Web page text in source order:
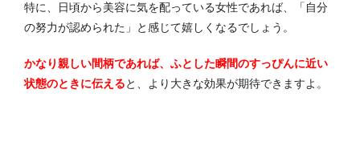
特に、日頃から美容に気を配っている女性であれば、「自分
の努力が認められた」と感じて嬉しくなるでしょう。
かなり親しい間柄であれば、ふとした瞬間のすっぴんに近い
状態のときに伝えると、より大きな効果が期待できますよ。